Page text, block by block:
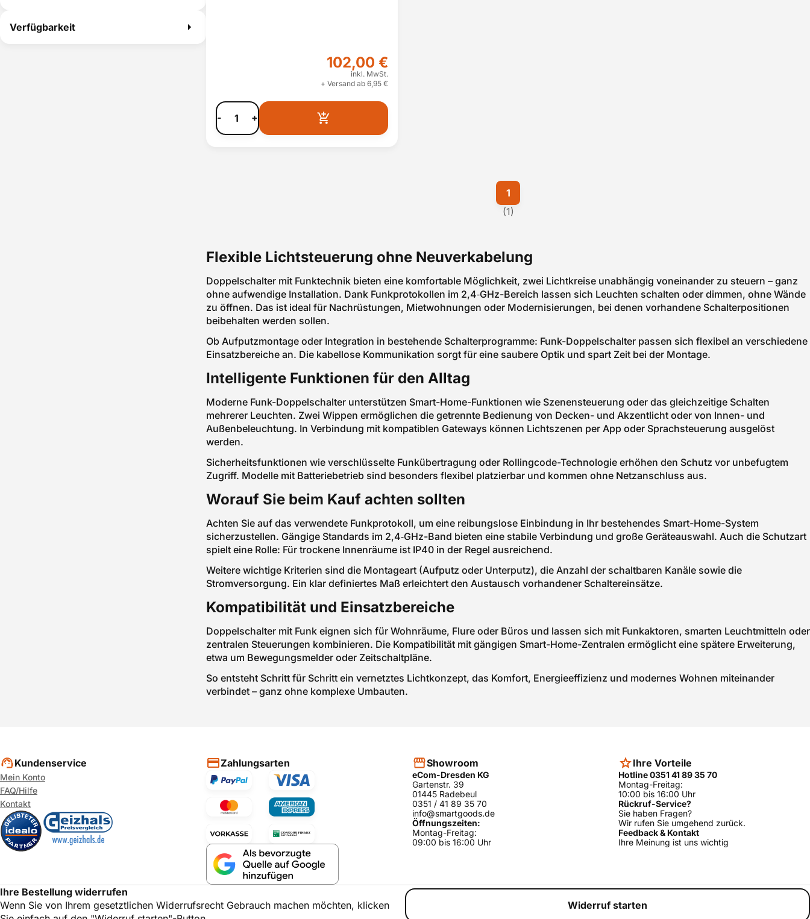
Verfügbarkeit
102,00 €
inkl. MwSt.
+ Versand ab 6,95 €
- +
(1)
1
Flexible Lichtsteuerung ohne Neuverkabelung
Doppelschalter mit Funktechnik bieten eine komfortable Möglichkeit, zwei Lichtkreise unabhängig voneinander zu steuern – ganz
ohne aufwendige Installation. Dank Funkprotokollen im 2,4‑GHz-Bereich lassen sich Leuchten schalten oder dimmen, ohne Wände
zu öffnen. Das ist ideal für Nachrüstungen, Mietwohnungen oder Modernisierungen, bei denen vorhandene Schalterpositionen
beibehalten werden sollen.
Ob Aufputzmontage oder Integration in bestehende Schalterprogramme: Funk-Doppelschalter passen sich flexibel an verschiedene
Einsatzbereiche an. Die kabellose Kommunikation sorgt für eine saubere Optik und spart Zeit bei der Montage.
Intelligente Funktionen für den Alltag
Moderne Funk-Doppelschalter unterstützen Smart-Home-Funktionen wie Szenensteuerung oder das gleichzeitige Schalten
mehrerer Leuchten. Zwei Wippen ermöglichen die getrennte Bedienung von Decken- und Akzentlicht oder von Innen- und
Außenbeleuchtung. In Verbindung mit kompatiblen Gateways können Lichtszenen per App oder Sprachsteuerung ausgelöst
werden.
Sicherheitsfunktionen wie verschlüsselte Funkübertragung oder Rollingcode-Technologie erhöhen den Schutz vor unbefugtem
Zugriff. Modelle mit Batteriebetrieb sind besonders flexibel platzierbar und kommen ohne Netzanschluss aus.
Worauf Sie beim Kauf achten sollten
Achten Sie auf das verwendete Funkprotokoll, um eine reibungslose Einbindung in Ihr bestehendes Smart-Home-System
sicherzustellen. Gängige Standards im 2,4‑GHz-Band bieten eine stabile Verbindung und große Geräteauswahl. Auch die Schutzart
spielt eine Rolle: Für trockene Innenräume ist IP40 in der Regel ausreichend.
Weitere wichtige Kriterien sind die Montageart (Aufputz oder Unterputz), die Anzahl der schaltbaren Kanäle sowie die
Stromversorgung. Ein klar definiertes Maß erleichtert den Austausch vorhandener Schaltereinsätze.
Kompatibilität und Einsatzbereiche
Doppelschalter mit Funk eignen sich für Wohnräume, Flure oder Büros und lassen sich mit Funkaktoren, smarten Leuchtmitteln oder
zentralen Steuerungen kombinieren. Die Kompatibilität mit gängigen Smart-Home-Zentralen ermöglicht eine spätere Erweiterung,
etwa um Bewegungsmelder oder Zeitschaltpläne.
So entsteht Schritt für Schritt ein vernetztes Lichtkonzept, das Komfort, Energieeffizienz und modernes Wohnen miteinander
verbindet – ganz ohne komplexe Umbauten.
Kundenservice
Mein Konto
FAQ/Hilfe
Kontakt
Zahlungsarten Showroom
eCom-Dresden KG
Gartenstr. 39
01445 Radebeul
0351 / 41 89 35 70
info@smartgoods.de
Öffnungszeiten:
Montag-Freitag:
09:00 bis 16:00 Uhr
Ihre Vorteile
Hotline 0351 41 89 35 70
Montag-Freitag:
10:00 bis 16:00 Uhr
Rückruf-Service?
Sie haben Fragen?
Wir rufen Sie umgehend zurück.
Feedback & Kontakt
Ihre Meinung ist uns wichtig
Ihre Bestellung widerrufen
Wenn Sie von Ihrem gesetztlichen Widerrufsrecht Gebrauch machen möchten, klicken
Widerruf starten